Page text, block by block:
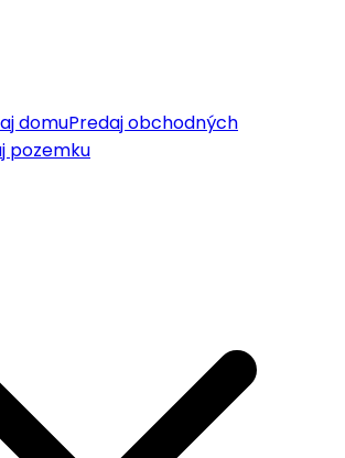
domuPredaj obchodných
pozemku